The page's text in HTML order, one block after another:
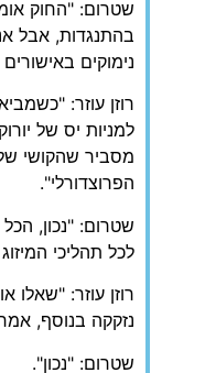
שטרום: "החוק
בהתנגדות, אבל
נימוקים
רוזן עוזר:
למניות יס של
מסביר שהקושי
הפרוצדורלי".
שטרום: "נכון,
לכל תהליכי
רוזן עוזר: "שאלו
נזקקה בנוסף,
שטרום: "נכון".